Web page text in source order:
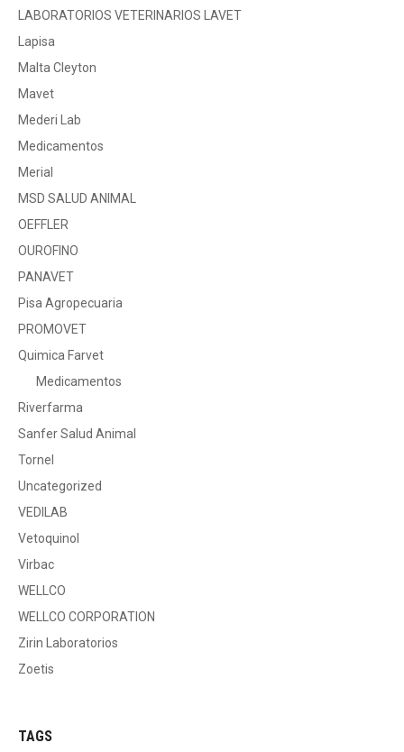
LABORATORIOS VETERINARIOS LAVET
Lapisa
Malta Cleyton
Mavet
Mederi Lab
Medicamentos
Merial
MSD SALUD ANIMAL
OEFFLER
OUROFINO
PANAVET
Pisa Agropecuaria
PROMOVET
Quimica Farvet
Medicamentos
Riverfarma
Sanfer Salud Animal
Tornel
Uncategorized
VEDILAB
Vetoquinol
Virbac
WELLCO
WELLCO CORPORATION
Zirin Laboratorios
Zoetis
TAGS